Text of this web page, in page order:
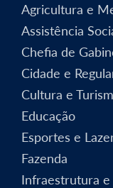
Agricultura e
Assistência
Chefia de
Cidade e
Cultura e
Educação
Esportes e
Fazenda
Infraestrutura e